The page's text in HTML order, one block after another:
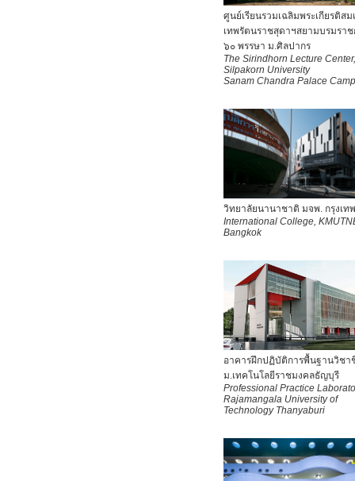
ศูนย์เรียนรวมเฉลิมพระเกียรติสม
เทพรัตนราชสุดาฯสยามบรมรา
๖๐ พรรษา ม.ศิลปากร
The Sirindhorn Lecture Center,
Silpakorn University
Sanam Chandra Palace
วิทยาลัยนานาชาติ มจพ. กรุงเท
International College,
Bangkok
อาคารฝึกปฏิบัติการพื้นฐานวิชา
ม.เทคโนโลยีราชมงคลธัญบุรี
Professional Practice
Rajamangala University of
Technology Thanyaburi